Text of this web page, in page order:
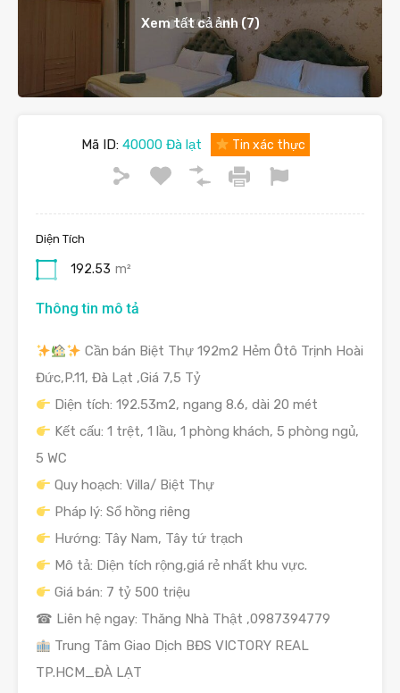
Xem tất cả ảnh (7)
Mã ID: 40000 Đà lạt Tin xác thực
Diện Tích
192.53 m²
Thông tin mô tả
Cần bán Biệt Thự 192m2 Hẻm Ôtô Trịnh Hoài
Đức,P.11, Đà Lạt ,Giá 7,5 Tỷ
Diện tích: 192.53m2, ngang 8.6, dài 20 mét
Kết cấu: 1 trệt, 1 lầu, 1 phòng khách, 5 phòng ngủ,
5 WC
Quy hoạch: Villa/ Biệt Thự
Pháp lý: Sổ hồng riêng
Hướng: Tây Nam, Tây tứ trạch
Mô tả: Diện tích rộng,giá rẻ nhất khu vực.
Giá bán: 7 tỷ 500 triệu
☎ Liên hệ ngay: Thăng Nhà Thật ,0987394779
Trung Tâm Giao Dịch BĐS VICTORY REAL
TP.HCM_ĐÀ LẠT